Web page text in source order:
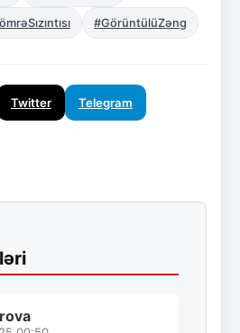
#GörüntülüZəng
Twitter Telegram